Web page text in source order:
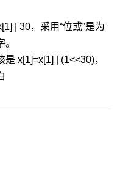
| 30，采用“位或”是为
x[1]=x[1] | (1<<30)，